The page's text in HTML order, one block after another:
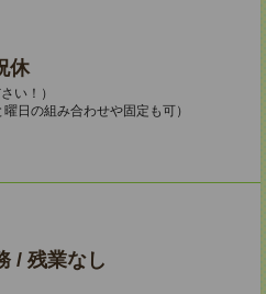
休
い！）
日の組み合わせや固定も可）
/ 残業なし